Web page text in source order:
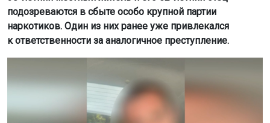
подозреваются в сбыте особо крупной партии
наркотиков. Один из них ранее уже привлекался
к ответственности за аналогичное преступление.